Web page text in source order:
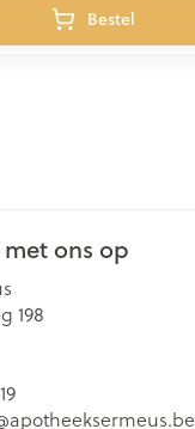
Bestel
ons op
198
apotheeksermeus.be